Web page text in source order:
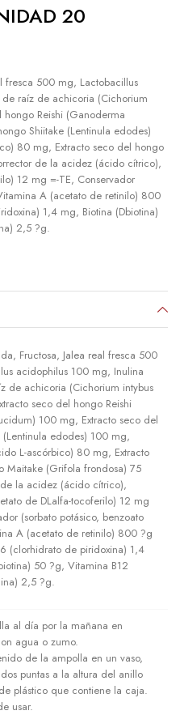
20
fresca 500 mg, Lactobacillus
raíz de achicoria (Cichorium
Reishi (Ganoderma
Shiitake (Lentinula edodes)
80 mg, Extracto seco del hongo
de la acidez (ácido cítrico),
12 mg =-TE, Conservador
A (acetato de retinilo) 800
1,4 mg, Biotina (Dbiotina)
2,5 ?g.
Fructosa, Jalea real fresca 500
acidophilus 100 mg, Inulina
de achicoria (Cichorium intybus
seco del hongo Reishi
100 mg, Extracto seco del
(Lentinula edodes) 100 mg,
L-ascórbico) 80 mg, Extracto
Maitake (Grifola frondosa) 75
la acidez (ácido cítrico),
de DLalfa-tocoferilo) 12 mg
(sorbato potásico, benzoato
A (acetato de retinilo) 800 ?g
(clorhidrato de piridoxina) 1,4
50 ?g, Vitamina B12
2,5 ?g.
al día por la mañana en
agua o zumo.
de la ampolla en un vaso,
puntas a la altura del anillo
plástico que contiene la caja.
usar.